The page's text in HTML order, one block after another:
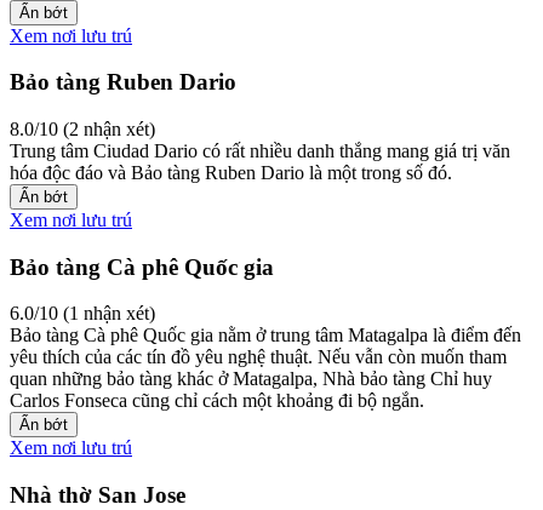
Ẩn bớt
Xem nơi lưu trú
Bảo tàng Ruben Dario
8.0/10 (2 nhận xét)
Trung tâm Ciudad Dario có rất nhiều danh thắng mang giá trị văn
hóa độc đáo và Bảo tàng Ruben Dario là một trong số đó.
Ẩn bớt
Xem nơi lưu trú
Bảo tàng Cà phê Quốc gia
6.0/10 (1 nhận xét)
Bảo tàng Cà phê Quốc gia nằm ở trung tâm Matagalpa là điểm đến
yêu thích của các tín đồ yêu nghệ thuật. Nếu vẫn còn muốn tham
quan những bảo tàng khác ở Matagalpa, Nhà bảo tàng Chỉ huy
Carlos Fonseca cũng chỉ cách một khoảng đi bộ ngắn.
Ẩn bớt
Xem nơi lưu trú
Nhà thờ San Jose